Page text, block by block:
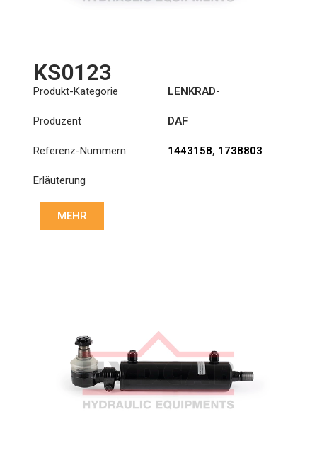
KS0123
Produkt-Kategorie
LENKRAD-
Produzent
DAF
Referenz-Nummern 1443158, 1738803
Erläuterung
MEHR